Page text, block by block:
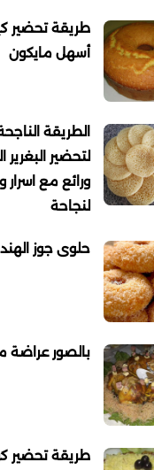
طريقة تحضير
أسهل مايكون
الطريقة
لتحضير
ورائع مع
لنجاحة
حلوى جوز
بالصور عراضة
طريقة تحضير